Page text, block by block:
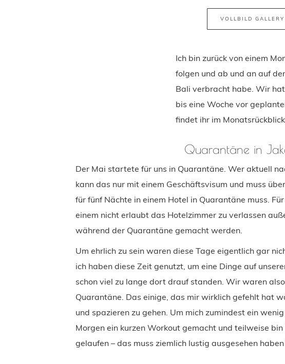
VOLLBILD GALLERY
Ich bin zurück von einem
folgen und ab und an auf
Bali verbracht habe. Wir
bis eine Woche vor
findet ihr im
Quarantäne in
Der Mai startete für uns in Quarantäne. Wer aktuell
kann das nur mit einem Geschäftsvisum und muss
für fünf Nächte in einem Hotel in Quarantäne muss.
einem nicht erlaubt das Hotelzimmer zu verlassen
während der Quarantäne gemacht werden.
Um ehrlich zu sein waren diese Tage eigentlich gar
ich haben diese Zeit genutzt, um eine Dinge auf
schon viel zu lange dort drauf standen. Wir waren
Quarantäne. Das einige, das mir wirklich gefehlt hat
und spazieren zu gehen. Um mich zumindest ein
Morgen ein kurzen Workout gemacht und teilweise
gelaufen – das muss ziemlich lustig ausgesehen